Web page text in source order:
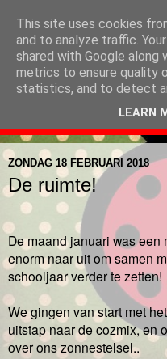
kleuter juf
ZONDAG 18 FEBRUARI 2018
De ruimte!
De maand januari was
enorm naar uit om samen
schooljaar verder te zetten!
We gingen van start met
uitstap naar de cozmix, en
over ons zonnestelsel..
This site uses cookies
and to analyze traffic.
shared with Google
metrics to ensure quality
statistics, and to detect
LEARN